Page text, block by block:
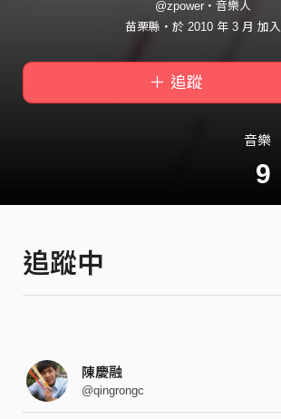
@zpower・音樂人
苗栗縣・於 2010 年 3 月 加入
＋ 追蹤
音樂
9
追蹤中
陳慶融
@qingrongc